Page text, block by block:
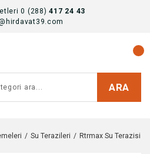
0 (288)417 24 43
ARA
Su Terazileri Rtrmax Su Terazisi